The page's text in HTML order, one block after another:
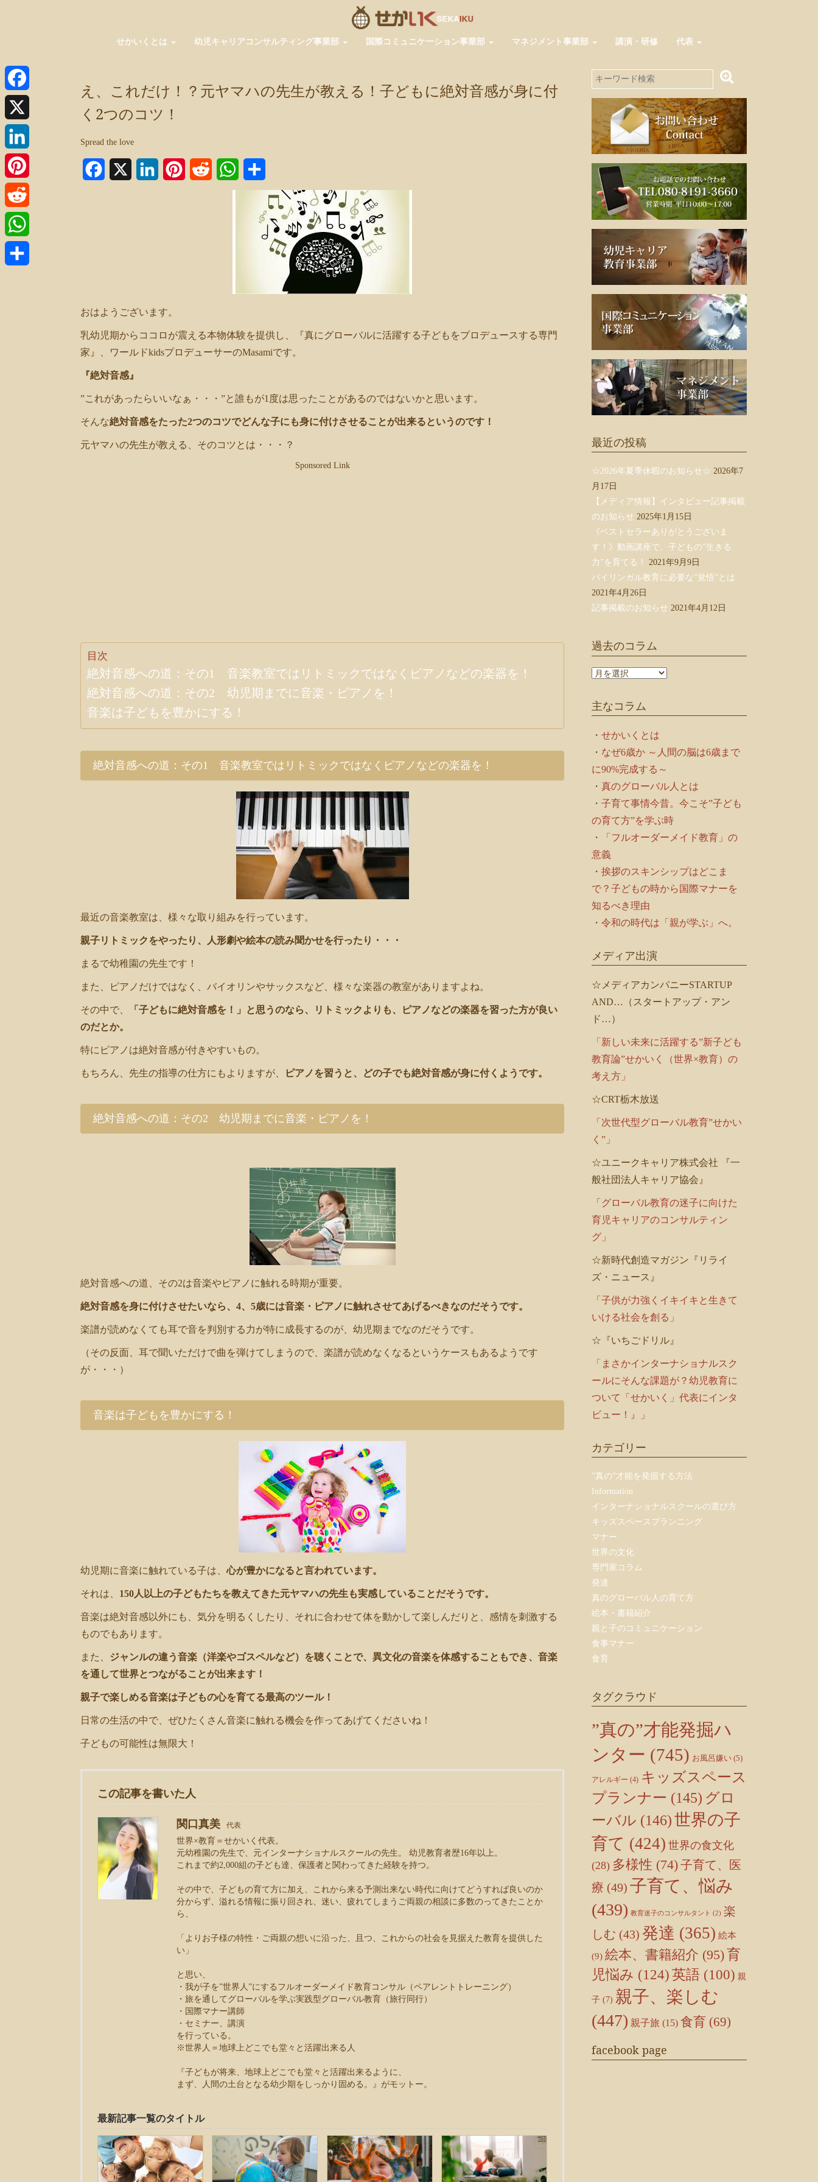
せかいくとは 幼児キャリアコンサルティング事業部 国際コミュニケーション事業部 マネジメント事業部 講演・研修 代表
え、これだけ！？元ヤマハの先生が教える！子どもに絶対音感が身に付
く2つのコツ！
Spread the love
Facebook LinkedInPinterest Reddit WhatsApp
有
おはようございます。
乳幼児期からココロが震える本物体験を提供し、『真にグローバルに活躍する子どもをプロデュースする専門
家』、ワールドkidsプロデューサーのMasamiです。
『絶対音感』
”これがあったらいいなぁ・・・”と誰もが1度は思ったことがあるのではないかと思います。
そんな絶対音感をたった2つのコツでどんな子にも身に付けさせることが出来るというのです！
元ヤマハの先生が教える、そのコツとは・・・？
Sponsored Link
目次
絶対音感への道：その1 音楽教室ではリトミックではなくピアノなどの楽器を！
絶対音感への道：その2 幼児期までに音楽・ピアノを！
音楽は子どもを豊かにする！
絶対音感への道：その1 音楽教室ではリトミックではなくピアノなどの楽器を！
最近の音楽教室は、様々な取り組みを行っています。
親子リトミックをやったり、人形劇や絵本の読み聞かせを行ったり・・・
まるで幼稚園の先生です！
また、ピアノだけではなく、バイオリンやサックスなど、様々な楽器の教室がありますよね。
その中で、
「子どもに絶対音感を！」と思うのなら、リトミックよりも、ピアノなどの楽器を習った方が良い
のだとか。
特にピアノは絶対音感が付きやすいもの。
もちろん、先生の指導の仕方にもよりますが、 ピアノを習うと、どの子でも絶対音感が身に付くようです。
絶対音感への道：その2 幼児期までに音楽・ピアノを！
絶対音感への道、その2は音楽やピアノに触れる時期が重要。
絶対音感を身に付けさせたいなら、4、5歳には音楽・ピアノに触れさせてあげるべきなのだそうです。
楽譜が読めなくても耳で音を判別する力が特に成長するのが、幼児期までなのだそうです。
（その反面、耳で聞いただけで曲を弾けてしまうので、楽譜が読めなくなるというケースもあるようです
が・・・）
音楽は子どもを豊かにする！
幼児期に音楽に触れている子は、心が豊かになると言われています。
それは、 150人以上の子どもたちを教えてきた元ヤマハの先生も実感していることだそうです。
音楽は絶対音感以外にも、気分を明るくしたり、それに合わせて体を動かして楽しんだりと、感情を刺激する
ものでもあります。
また、 ジャンルの違う音楽（洋楽やゴスペルなど）を聴くことで、異文化の音楽を体感することもでき、音楽
を通して世界とつながることが出来ます！
親子で楽しめる音楽は子どもの心を育てる最高のツール！
日常の生活の中で、ぜひたくさん音楽に触れる機会を作ってあげてくださいね！
子どもの可能性は無限大！
この記事を書いた人
関口真美 代表
世界×教育＝せかいく代表。
元幼稚園の先生で、元インターナショナルスクールの先生。 幼児教育者歴16年以上。
これまで約2,000組の子ども達、保護者と関わってきた経験を持つ。
その中で、子どもの育て方に加え、これから来る予測出来ない時代に向けてどうすれば良いのか
分からず、溢れる情報に振り回され、迷い、疲れてしまうご両親の相談に多数のってきたことか
ら、
「よりお子様の特性・ご両親の想いに沿った、且つ、これからの社会を見据えた教育を提供した
い」
と思い、
・我が子を”世界人”にするフルオーダーメイド教育コンサル（ペアレントトレーニング）
・旅を通してグローバルを学ぶ実践型グローバル教育（旅行同行）
・国際マナー講師
・セミナー、講演
を行っている。
※世界人＝地球上どこでも堂々と活躍出来る人
『子どもが将来、地球上どこでも堂々と活躍出来るように、
まず、人間の土台となる幼少期をしっかり固める。』がモットー。
最新記事一覧のタイトル
最近の投稿
☆2026年夏季休暇のお知らせ☆ 2026年7
月17日
【メディア情報】インタビュー記事掲載
のお知らせ 2025年1月15日
《ベストセラーありがとうございま
す！》動画講座で、子どもの”生きる
力”を育てる！
2021年9月9日
バイリンガル教育に必要な”覚悟”とは
2021年4月26日
記事掲載のお知らせ 2021年4月12日
過去のコラム
過
コ
ム
主なコラム
・ せかいくとは
・ なぜ6歳か ～人間の脳は6歳まで
に90%完成する～
・ 真のグローバル人とは
・ 子育て事情今昔。今こそ”子ども
の育て方”を学ぶ時
・
「フルオーダーメイド教育」の
意義
・ 挨拶のスキンシップはどこま
で？子どもの時から国際マナーを
知るべき理由
・ 令和の時代は「親が学ぶ」へ。
メディア出演
☆メディアカンパニーSTARTUP
AND…（スタートアップ・アン
ド…）
「新しい未来に活躍する”新子ども
教育論”せかいく（世界×教育）の
考え方」
☆CRT栃木放送
「次世代型グローバル教育”せかい
く”」
☆ユニークキャリア株式会社 『一
般社団法人キャリア協会』
「グローバル教育の迷子に向けた
育児キャリアのコンサルティン
グ」
☆新時代創造マガジン『リライ
ズ・ニュース』
「子供が力強くイキイキと生きて
いける社会を創る」
☆『いちごドリル』
「まさかインターナショナルスク
ールにそんな課題が？幼児教育に
ついて「せかいく」代表にインタ
ビュー！』」
カテゴリー
”真の”才能を発掘する方法
Information
インターナショナルスクールの選び方
キッズスペースプランニング
マナー
世界の文化
専門家コラム
発達
真のグローバル人の育て方
絵本・書籍紹介
親と子のコミュニケーション
食事マナー
食育
タグクラウド
”真の”才能発掘ハ
ンター (745) お風呂嫌い (5)
アレルギー (4) キッズスペース
プランナー (145) グロ
ーバル (146)世界の子
育て (424) 世界の食文化
(28) 多様性 (74)子育て、医
療 (49) 子育て、悩み
(439) 教育迷子のコンサルタント (2) 楽
しむ (43) 発達 (365) 絵本
(9) 絵本、書籍紹介 (95)育
児悩み (124) 英語 (100) 親
子 (7) 親子、楽しむ
(447) 親子旅 (15) 食育 (69)
facebook page
Facebook
X
LinkedIn
Pinterest
Reddit
WhatsApp